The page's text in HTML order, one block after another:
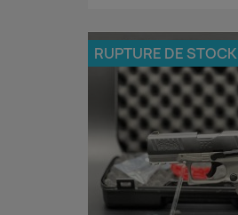
RUPTURE DE STOCK